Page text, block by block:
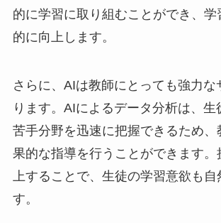
的に学習に取り組むことができ、学
的に向上します。
さらに、AIは教師にとっても強力な
ります。AIによるデータ分析は、生
苦手分野を迅速に把握できるため、
果的な指導を行うことができます。
上することで、生徒の学習意欲も自
す。